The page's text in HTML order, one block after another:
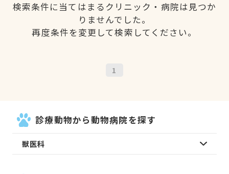
検索条件に当てはまるクリニック・病院は見つか
りませんでした。
再度条件を変更して検索してください。
1
診療動物から動物病院を探す
獣医科